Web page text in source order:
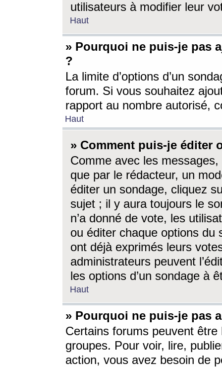
utilisateurs à modifier leur
Haut
» Pourquoi ne puis-je pas
?
La limite d’options d’un
forum. Si vous souhaitez
rapport au nombre autorisé,
Haut
» Comment puis-je éditer
Comme avec les
que par le rédacteur, un
éditer un sondage, cliquez
sujet ; il y aura toujours le
n’a donné de vote, les
ou éditer chaque options du
ont déjà exprimés leurs
administrateurs peuvent
les options d’un sondage à
Haut
» Pourquoi ne puis-je pas
Certains forums peuvent être
groupes. Pour voir, lire,
action, vous avez besoin de